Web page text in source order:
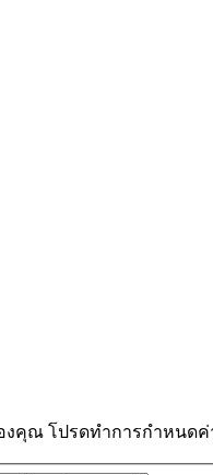
คุณ โปรดทำการกำหนด